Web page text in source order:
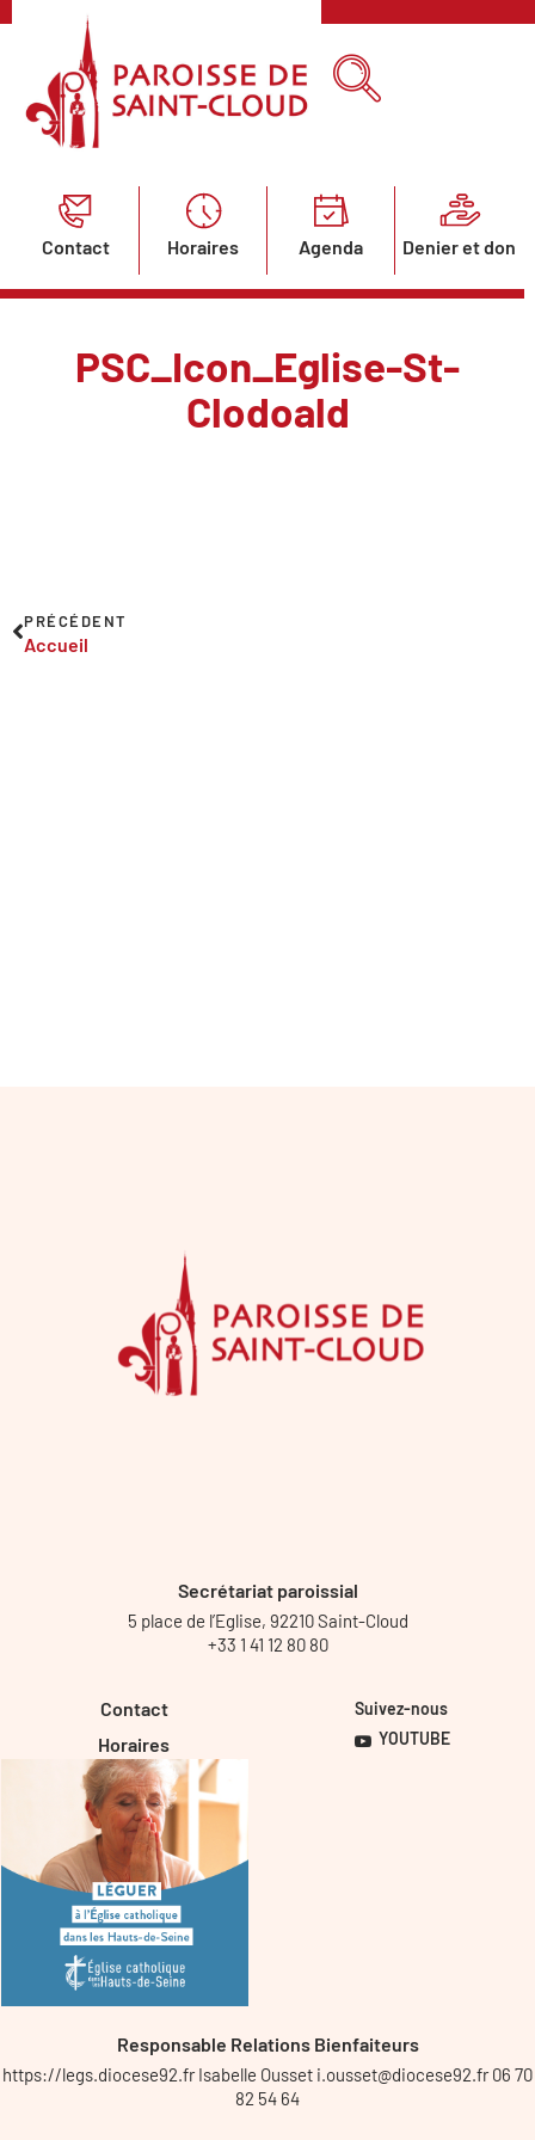
Contact Horaires Agenda Denier et don
PSC_Icon_Eglise-St-
Clodoald
PRÉCÉDENT
Accueil
Secrétariat paroissial
5 place de l’Eglise, 92210 Saint-Cloud
+33 1 41 12 80 80
Contact
Horaires
Suivez-nous
YOUTUBE
Responsable Relations Bienfaiteurs
https://legs.diocese92.fr Isabelle Ousset i.ousset@diocese92.fr 06 70
82 54 64